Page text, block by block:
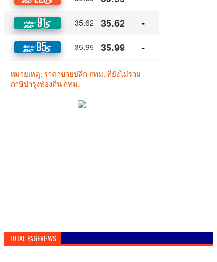
TOTAL PAGEVIEWS